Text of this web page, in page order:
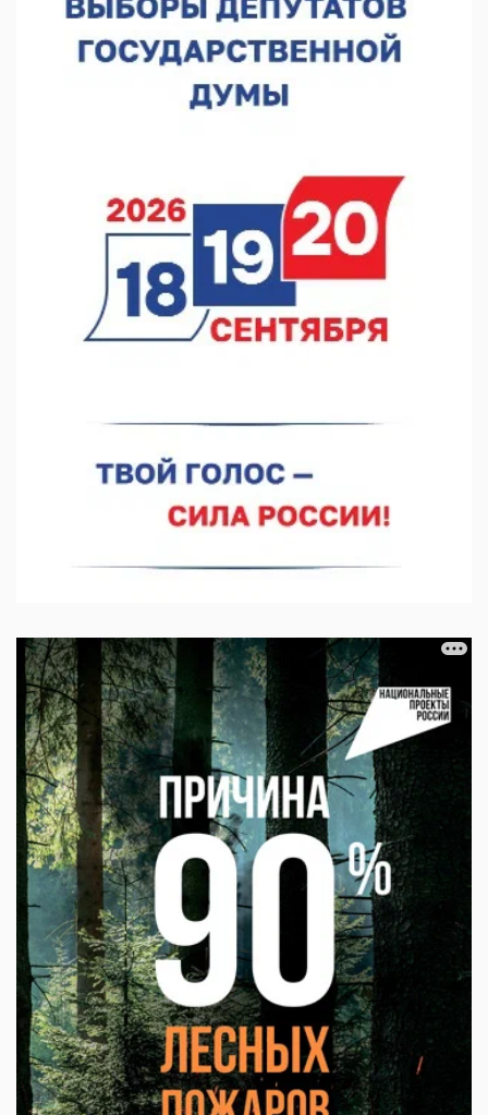
покраской телебашни
07.08.2026 11:20
В автобусах Арзамаса устанавливают терминалы оплаты
07.08.2026 11:03